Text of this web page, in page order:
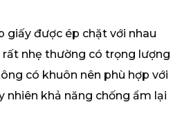
giấy được ép chặt với nhau
nhẹ thường có trọng lượng
có khuôn nên phù hợp với
nhiên khả năng chống ẩm lại